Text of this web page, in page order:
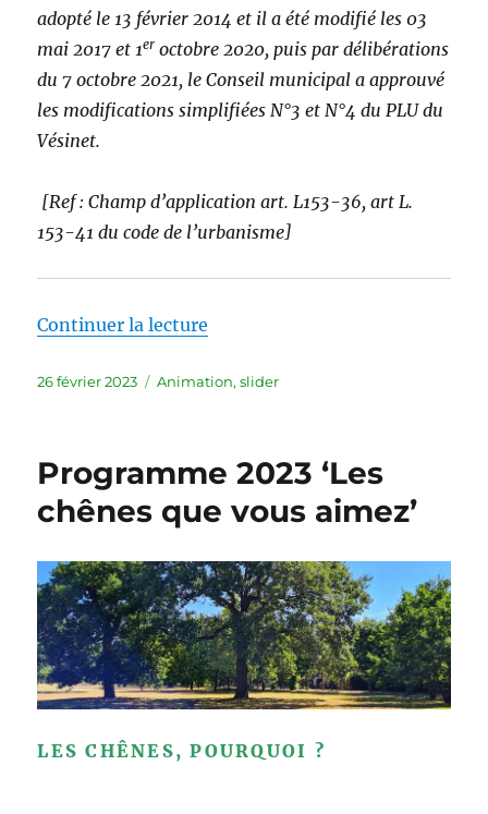
adopté le 13 février 2014 et il a été modifié les 03
mai 2017 et 1er octobre 2020, puis par délibérations
du 7 octobre 2021, le Conseil municipal a approuvé
les modifications simplifiées N°3 et N°4 du PLU du
Vésinet.
[Ref : Champ d’application art. L153-36, art L.
153-41 du code de l’urbanisme]
Continuer la lecture
Publié
26 février 2023 Catégories
Animation,slider
Programme 2023 ‘Les
chênes que vous aimez’
LES CHÊNES, POURQUOI ?